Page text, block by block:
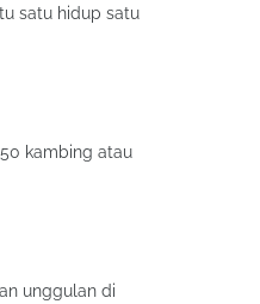
satu hidup satu
kambing atau
unggulan di